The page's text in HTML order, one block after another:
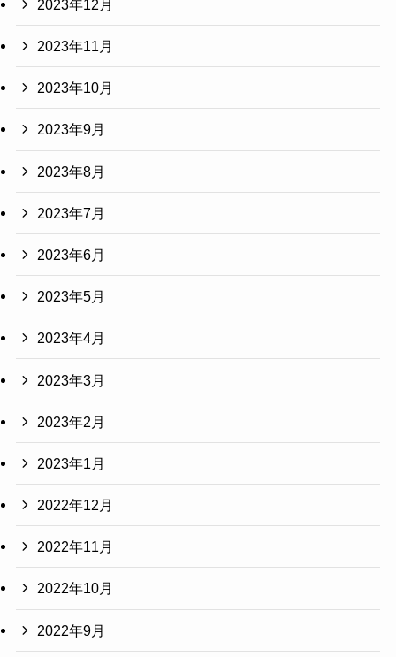
2023年12月
2023年11月
2023年10月
2023年9月
2023年8月
2023年7月
2023年6月
2023年5月
2023年4月
2023年3月
2023年2月
2023年1月
2022年12月
2022年11月
2022年10月
2022年9月